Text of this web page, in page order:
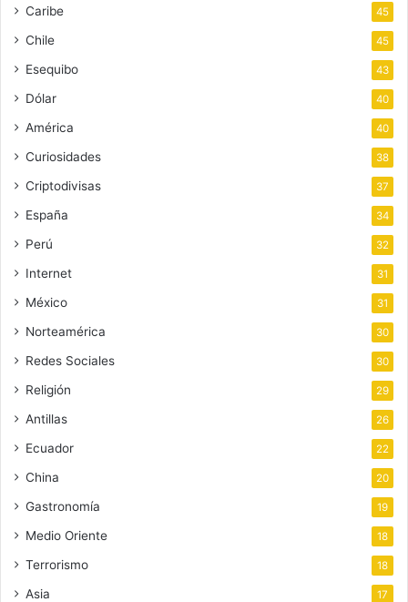
Caribe 45
Chile 45
Esequibo 43
Dólar 40
América 40
Curiosidades 38
Criptodivisas 37
España 34
Perú 32
Internet 31
México 31
Norteamérica 30
Redes Sociales 30
Religión 29
Antillas 26
Ecuador 22
China 20
Gastronomía 19
Medio Oriente 18
Terrorismo 18
Asia 17